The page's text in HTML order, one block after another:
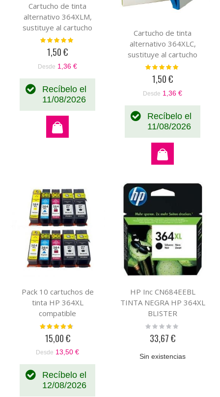
Cartucho de tinta
alternativo 364XLM,
sustituye al cartucho
original magenta
CB319EE-CB324EE
Valoración:
1,50 €
Desde 1,36 €
Recíbelo el
11/08/2026
Cartucho de tinta
alternativo 364XLC,
sustituye al cartucho
original cian CB318EE-
CB323EE
Valoración:
1,50 €
Desde 1,36 €
Recíbelo el
11/08/2026
Pack 10 cartuchos de
tinta HP 364XL
compatible
Valoración:
15,00 €
Desde 13,50 €
Recíbelo el
12/08/2026
HP Inc CN684EEBL
TINTA NEGRA HP 364XL
BLISTER
Rating:
33,67 €
Sin existencias